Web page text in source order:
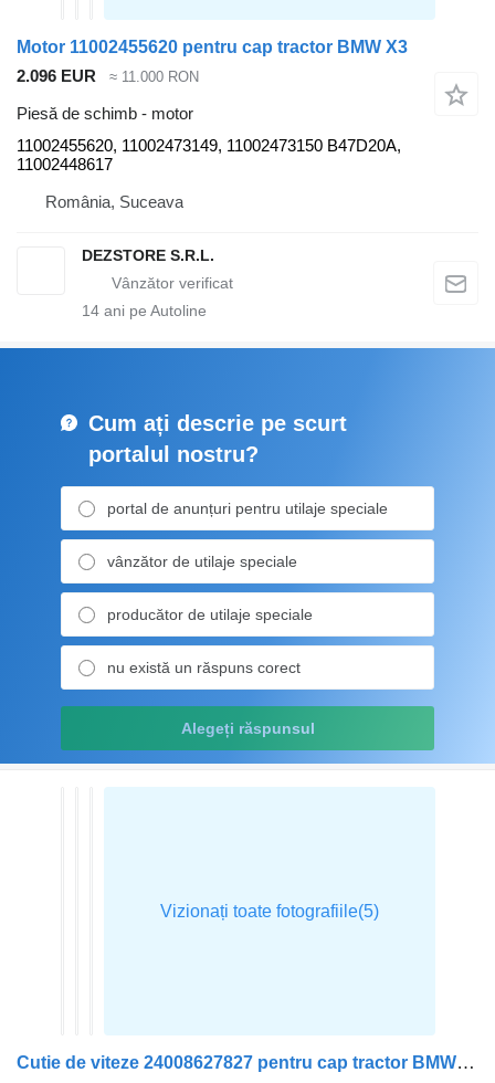
Motor 11002455620 pentru cap tractor BMW X3
2.096 EUR
≈ 11.000 RON
Piesă de schimb - motor
11002455620, 11002473149, 11002473150 B47D20A,
11002448617
România, Suceava
DEZSTORE S.R.L.
14 ani pe Autoline
Cum ați descrie pe scurt
portalul nostru?
portal de anunțuri pentru utilaje speciale
vânzător de utilaje speciale
producător de utilaje speciale
nu există un răspuns corect
Alegeți răspunsul
Cutie de viteze 24008627827 pentru cap tractor BMW X3